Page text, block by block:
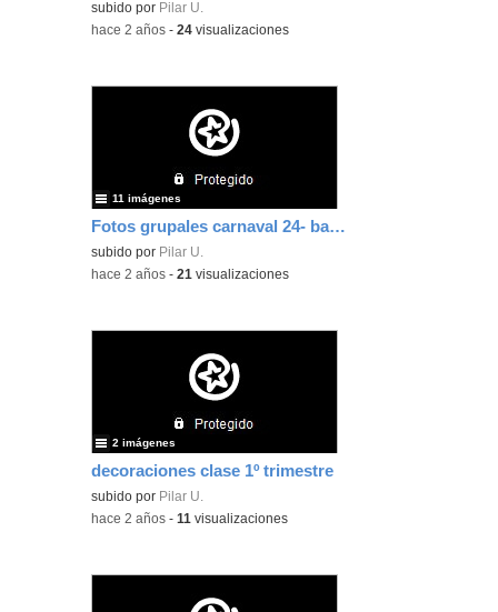
subido por Pilar U.
-hace 2 años -24 visualizaciones
Fotos grupales carnaval 24- bajo el mar
subido por Pilar U.
11 imágenes
-hace 2 años -21 visualizaciones
decoraciones clase 1º trimestre
subido por Pilar U.
2 imágenes
-hace 2 años -11 visualizaciones